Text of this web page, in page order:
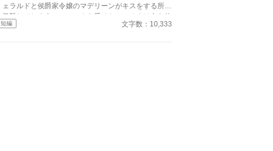
ェラルドと侯爵家令嬢のマデリーンがキスをする所を
目撃してしまう。ショックを受けたフィオナは自ら修
道院に行くことを決意し、護衛騎士のエルマーととも
短編 文字数：10,333